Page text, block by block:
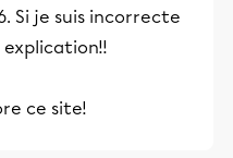
Si je suis incorrecte
explication!!
ce site!